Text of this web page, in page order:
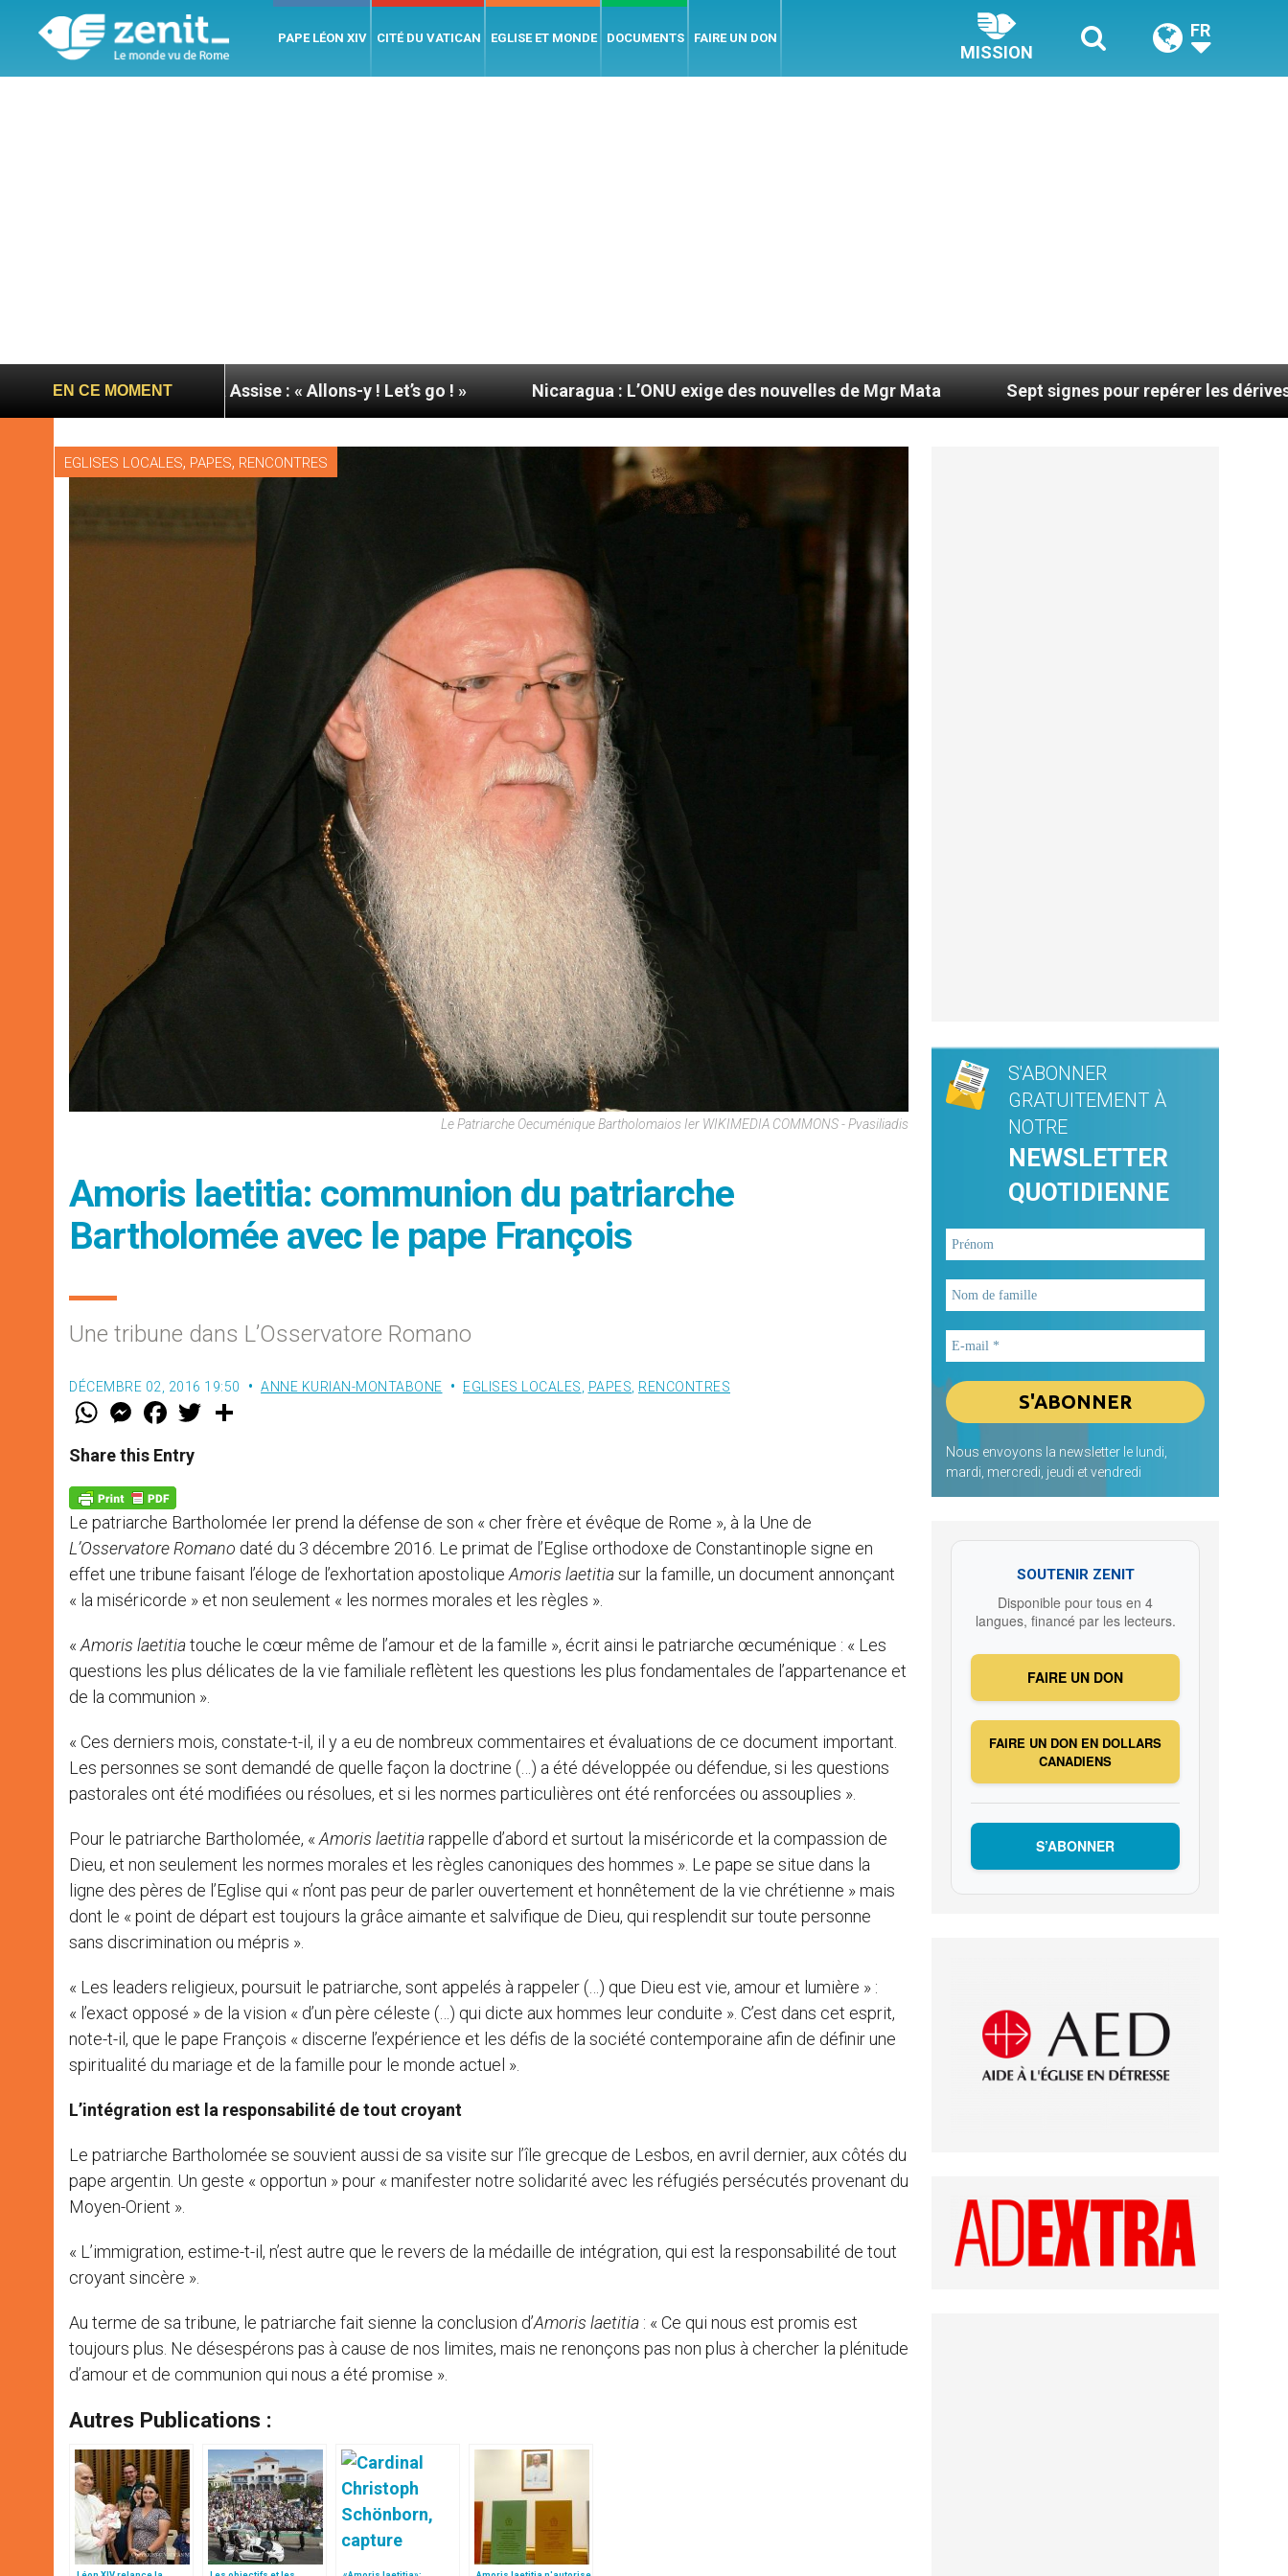
PAPE LÉON XIV CITÉ DU VATICAN EGLISE ET MONDE DOCUMENTS FAIRE UN DON
MISSION
FR
EN CE MOMENT
du pape à Assise : « Allons-y ! Let’s go ! » Nicaragua : L’ONU exige des nouvelles de Mgr Mata Sept signes pour repérer les dérives sectaires du
EGLISES LOCALES, PAPES, RENCONTRES
Le Patriarche Oecuménique Bartholomaios Ier WIKIMEDIA COMMONS - Pvasiliadis
Amoris laetitia: communion du patriarche
Bartholomée avec le pape François
Une tribune dans L’Osservatore Romano
DÉCEMBRE 02, 2016 19:50 ANNE KURIAN-MONTABONE EGLISES LOCALES PAPES RENCONTRES
W
t
s
p
p
M
e
s
e
g
e
r
F
a
e
b
k
w
Share this Entry
Le patriarche Bartholomée Ier prend la défense de son « cher frère et évêque de Rome », à la Une de
L’Osservatore Romano daté du 3 décembre 2016. Le primat de l’Eglise orthodoxe de Constantinople signe en
effet une tribune faisant l’éloge de l’exhortation apostolique Amoris laetitiasur la famille, un document annonçant
« la miséricorde » et non seulement « les normes morales et les règles ».
« Amoris laetitiatouche le cœur même de l’amour et de la famille », écrit ainsi le patriarche œcuménique : « Les
questions les plus délicates de la vie familiale reflètent les questions les plus fondamentales de l’appartenance et
de la communion ».
« Ces derniers mois, constate-t-il, il y a eu de nombreux commentaires et évaluations de ce document important.
Les personnes se sont demandé de quelle façon la doctrine (…) a été développée ou défendue, si les questions
pastorales ont été modifiées ou résolues, et si les normes particulières ont été renforcées ou assouplies ».
Pour le patriarche Bartholomée, « Amoris laetitiarappelle d’abord et surtout la miséricorde et la compassion de
Dieu, et non seulement les normes morales et les règles canoniques des hommes ». Le pape se situe dans la
ligne des pères de l’Eglise qui « n’ont pas peur de parler ouvertement et honnêtement de la vie chrétienne » mais
dont le « point de départ est toujours la grâce aimante et salvifique de Dieu, qui resplendit sur toute personne
sans discrimination ou mépris ».
« Les leaders religieux, poursuit le patriarche, sont appelés à rappeler (…) que Dieu est vie, amour et lumière » :
« l’exact opposé » de la vision « d’un père céleste (…) qui dicte aux hommes leur conduite ». C’est dans cet esprit,
note-t-il, que le pape François « discerne l’expérience et les défis de la société contemporaine afin de définir une
spiritualité du mariage et de la famille pour le monde actuel ».
L’intégration est la responsabilité de tout croyant
Le patriarche Bartholomée se souvient aussi de sa visite sur l’île grecque de Lesbos, en avril dernier, aux côtés du
pape argentin. Un geste « opportun » pour « manifester notre solidarité avec les réfugiés persécutés provenant du
Moyen-Orient ».
« L’immigration, estime-t-il, n’est autre que le revers de la médaille de intégration, qui est la responsabilité de tout
croyant sincère ».
Au terme de sa tribune, le patriarche fait sienne la conclusion d’Amoris laetitia : « Ce qui nous est promis est
toujours plus. Ne désespérons pas à cause de nos limites, mais ne renonçons pas non plus à chercher la plénitude
d’amour et de communion qui nous a été promise ».
Autres Publications :
S'ABONNER
GRATUITEMENT À
NOTRE
NEWSLETTER
QUOTIDIENNE
Nous envoyons la newsletter le lundi,
mardi, mercredi, jeudi et vendredi
SOUTENIR ZENIT
Disponible pour tous en 4
langues, financé par les lecteurs.
FAIRE UN DON
FAIRE UN DON EN DOLLARS
CANADIENS
S’ABONNER